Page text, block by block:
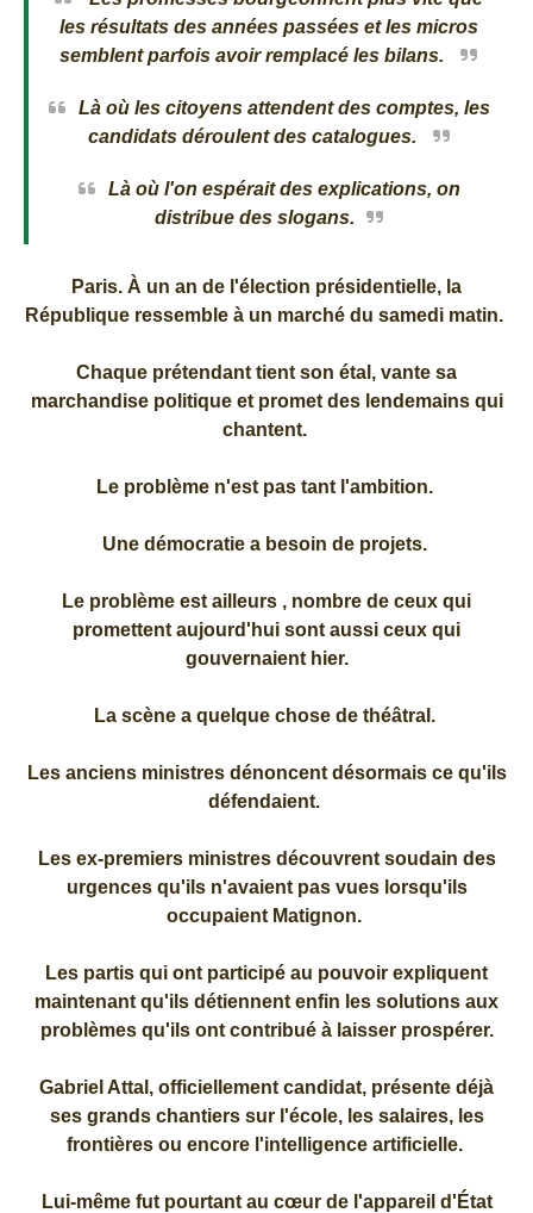
les résultats des années passées et les micros
semblent parfois avoir remplacé les bilans.
Là où les citoyens attendent des comptes, les
candidats déroulent des catalogues.
Là où l'on espérait des explications, on
distribue des slogans.
Paris. À un an de l'élection présidentielle, la
République ressemble à un marché du samedi matin.
Chaque prétendant tient son étal, vante sa
marchandise politique et promet des lendemains qui
chantent.
Le problème n'est pas tant l'ambition.
Une démocratie a besoin de projets.
Le problème est ailleurs , nombre de ceux qui
promettent aujourd'hui sont aussi ceux qui
gouvernaient hier.
La scène a quelque chose de théâtral.
Les anciens ministres dénoncent désormais ce qu'ils
défendaient.
Les ex-premiers ministres découvrent soudain des
urgences qu'ils n'avaient pas vues lorsqu'ils
occupaient Matignon.
Les partis qui ont participé au pouvoir expliquent
maintenant qu'ils détiennent enfin les solutions aux
problèmes qu'ils ont contribué à laisser prospérer.
Gabriel Attal, officiellement candidat, présente déjà
ses grands chantiers sur l'école, les salaires, les
frontières ou encore l'intelligence artificielle.
Lui-même fut pourtant au cœur de l'appareil d'État